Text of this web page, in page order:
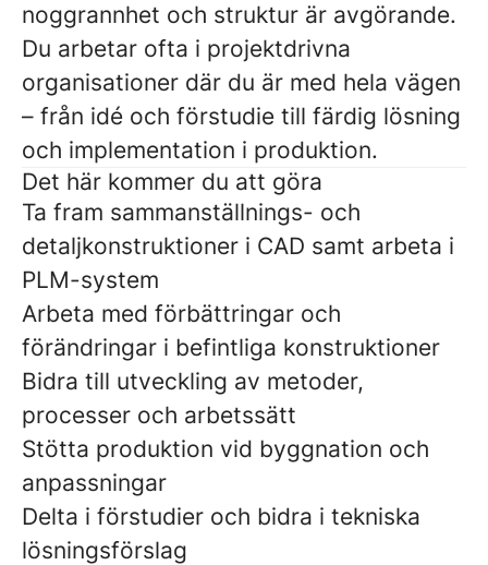
noggrannhet och struktur är avgörande.
Du arbetar ofta i projektdrivna
organisationer där du är med hela vägen
– från idé och förstudie till färdig lösning
och implementation i produktion.
Det här kommer du att göra
Ta fram sammanställnings- och
detaljkonstruktioner i CAD samt arbeta i
PLM-system
Arbeta med förbättringar och
förändringar i befintliga konstruktioner
Bidra till utveckling av metoder,
processer och arbetssätt
Stötta produktion vid byggnation och
anpassningar
Delta i förstudier och bidra i tekniska
lösningsförslag